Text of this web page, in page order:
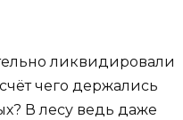
ликвидировали
чего держались
В лесу ведь даже